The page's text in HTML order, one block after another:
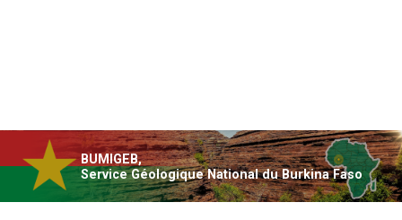
BUMIGEB,
Service Géologique National du Burkina Faso